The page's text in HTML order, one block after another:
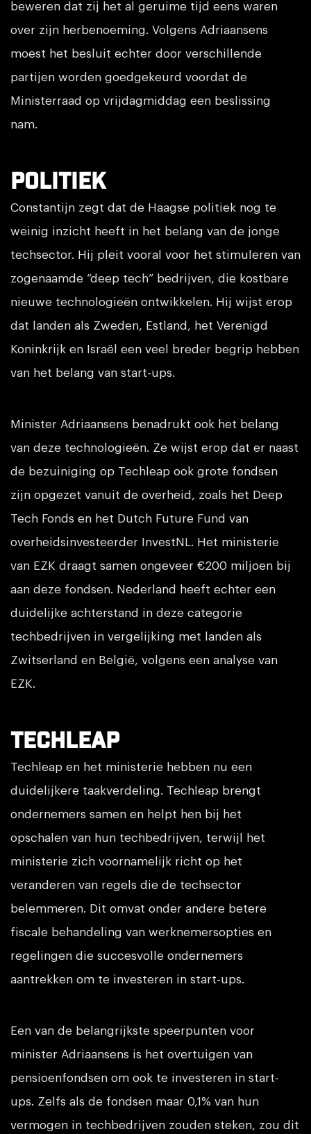
beweren dat zij het al geruime tijd eens waren
over zijn herbenoeming. Volgens Adriaansens
moest het besluit echter door verschillende
partijen worden goedgekeurd voordat de
Ministerraad op vrijdagmiddag een beslissing
nam.
Politiek
Constantijn zegt dat de Haagse politiek nog te
weinig inzicht heeft in het belang van de jonge
techsector. Hij pleit vooral voor het stimuleren van
zogenaamde “deep tech” bedrijven, die kostbare
nieuwe technologieën ontwikkelen. Hij wijst erop
dat landen als Zweden, Estland, het Verenigd
Koninkrijk en Israël een veel breder begrip hebben
van het belang van start-ups.
Minister Adriaansens benadrukt ook het belang
van deze technologieën. Ze wijst erop dat er naast
de bezuiniging op Techleap ook grote fondsen
zijn opgezet vanuit de overheid, zoals het Deep
Tech Fonds en het Dutch Future Fund van
overheidsinvesteerder InvestNL. Het ministerie
van EZK draagt samen ongeveer €200 miljoen bij
aan deze fondsen. Nederland heeft echter een
duidelijke achterstand in deze categorie
techbedrijven in vergelijking met landen als
Zwitserland en België, volgens een analyse van
EZK.
Techleap
Techleap en het ministerie hebben nu een
duidelijkere taakverdeling. Techleap brengt
ondernemers samen en helpt hen bij het
opschalen van hun techbedrijven, terwijl het
ministerie zich voornamelijk richt op het
veranderen van regels die de techsector
belemmeren. Dit omvat onder andere betere
fiscale behandeling van werknemersopties en
regelingen die succesvolle ondernemers
aantrekken om te investeren in start-ups.
Een van de belangrijkste speerpunten voor
minister Adriaansens is het overtuigen van
pensioenfondsen om ook te investeren in start-
ups. Zelfs als de fondsen maar 0,1% van hun
vermogen in techbedrijven zouden steken, zou dit